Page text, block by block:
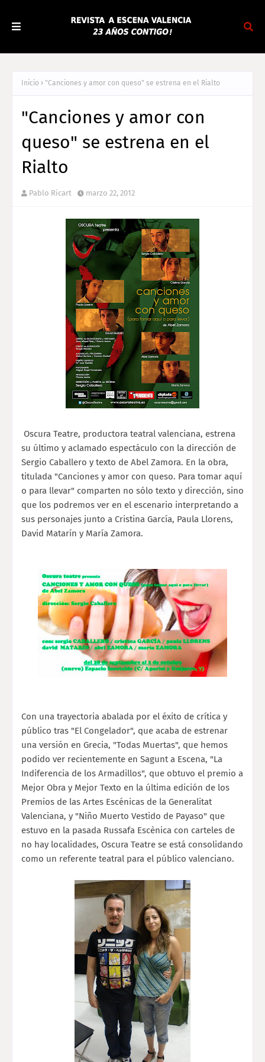
Inicio "Canciones y amor con queso" se estrena en el Rialto
"Canciones y amor con
queso" se estrena en el
Rialto
Pablo Ricart marzo 22, 2012
Oscura Teatre, productora teatral valenciana, estrena
su último y aclamado espectáculo con la dirección de
Sergio Caballero y texto de Abel Zamora. En la obra,
titulada "Canciones y amor con queso. Para tomar aquí
o para llevar" comparten no sólo texto y dirección, sino
que los podremos ver en el escenario interpretando a
sus personajes junto a Cristina García, Paula Llorens,
David Matarín y María Zamora.
Con una trayectoria abalada por el éxito de crítica y
público tras "El Congelador", que acaba de estrenar
una versión en Grecia, "Todas Muertas", que hemos
podido ver recientemente en Sagunt a Escena, "La
Indiferencia de los Armadillos", que obtuvo el premio a
Mejor Obra y Mejor Texto en la última edición de los
Premios de las Artes Escénicas de la Generalitat
Valenciana, y "Niño Muerto Vestido de Payaso" que
estuvo en la pasada Russafa Escènica con carteles de
no hay localidades, Oscura Teatre se está consolidando
como un referente teatral para el público valenciano.